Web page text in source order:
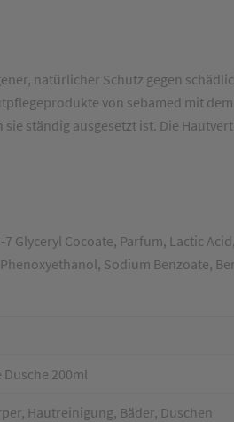
natürlicher Schutz gegen
von sebamed mit dem
ständig ausgesetzt ist. Die
Glyceryl Cocoate, Parfum, Lactic
Sodium Benzoate,
200ml
Hautreinigung, Bäder, Duschen